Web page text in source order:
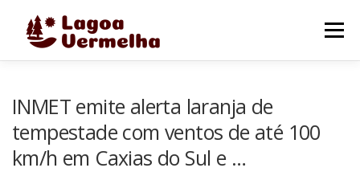
Menu
FALE CONOSCO
INMET emite alerta laranja de
tempestade com ventos de até 100
km/h em Caxias do Sul e …